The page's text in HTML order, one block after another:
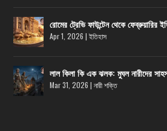
রোমের ট্রেভি ফাউন্টেন থেকে ফেব্রুয়ারির
Apr 1, 2026 |ইতিহাস
লাল কিলা কি এক ঝলক: মুঘল নারীদের
Mar 31, 2026 |নারী শক্তি